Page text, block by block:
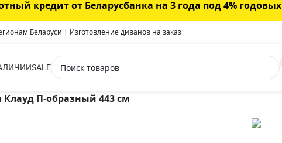
кредит от Беларусбанка на 3 года под 4% годовых
Беларуси | Изготовление диванов на заказ
SALE
П-образный 443 см